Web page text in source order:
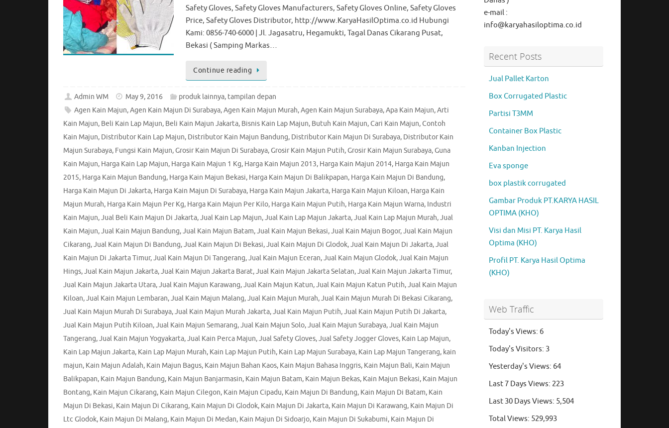
Safety Gloves, Safety Gloves Manufacturers, Safety Gloves Online, Safety Gloves
Price, Safety Gloves Distributor, http://www.KaryaHasilOptima.co.id Hubungi
Kami: 0856-740-6000 | Jl. Jagasatru, Hegamukti, Tagal Danas Cikarang Pusat,
Bekasi ( Samping Markas…
Continue reading
Admin WM May 9, 2016 produk lainnya, tampilan depan
Agen Kain Majun,Agen Kain Majun Di Surabaya,Agen Kain Majun Murah,Agen Kain Majun Surabaya,Apa Kain Majun,Arti
Kain Majun, Beli Kain Lap Majun, Beli Kain Majun Jakarta, Bisnis Kain Lap Majun, Butuh Kain Majun,Cari Kain Majun,Contoh
Kain Majun, Distributor Kain Lap Majun, Distributor Kain Majun Bandung, Distributor Kain Majun Di Surabaya, Distributor Kain
Majun Surabaya, Fungsi Kain Majun,Grosir Kain Majun Di Surabaya,Grosir Kain Majun Putih,Grosir Kain Majun Surabaya,Guna
Kain Majun, Harga Kain Lap Majun, Harga Kain Majun 1 Kg, Harga Kain Majun 2013, Harga Kain Majun 2014, Harga Kain Majun
2015, Harga Kain Majun Bandung, Harga Kain Majun Bekasi, Harga Kain Majun Di Balikpapan, Harga Kain Majun Di Bandung,
Harga Kain Majun Di Jakarta, Harga Kain Majun Di Surabaya, Harga Kain Majun Jakarta, Harga Kain Majun Kiloan, Harga Kain
Majun Murah, Harga Kain Majun Per Kg, Harga Kain Majun Per Kilo, Harga Kain Majun Putih, Harga Kain Majun Warna, Industri
Kain Majun,Jual Beli Kain Majun Di Jakarta,Jual Kain Lap Majun,Jual Kain Lap Majun Jakarta,Jual Kain Lap Majun Murah,Jual
Kain Majun,Jual Kain Majun Bandung,Jual Kain Majun Batam,Jual Kain Majun Bekasi,Jual Kain Majun Bogor,Jual Kain Majun
Cikarang,Jual Kain Majun Di Bandung,Jual Kain Majun Di Bekasi,Jual Kain Majun Di Glodok,Jual Kain Majun Di Jakarta,Jual
Kain Majun Di Jakarta Timur,Jual Kain Majun Di Tangerang,Jual Kain Majun Eceran,Jual Kain Majun Glodok,Jual Kain Majun
Hings,Jual Kain Majun Jakarta,Jual Kain Majun Jakarta Barat,Jual Kain Majun Jakarta Selatan,Jual Kain Majun Jakarta Timur,
Jual Kain Majun Jakarta Utara,Jual Kain Majun Karawang,Jual Kain Majun Katun,Jual Kain Majun Katun Putih,Jual Kain Majun
Kiloan,Jual Kain Majun Lembaran,Jual Kain Majun Malang,Jual Kain Majun Murah,Jual Kain Majun Murah Di Bekasi Cikarang,
Jual Kain Majun Murah Di Surabaya,Jual Kain Majun Murah Jakarta,Jual Kain Majun Putih,Jual Kain Majun Putih Di Jakarta,
Jual Kain Majun Putih Kiloan,Jual Kain Majun Semarang,Jual Kain Majun Solo,Jual Kain Majun Surabaya,Jual Kain Majun
Tangerang,Jual Kain Majun Yogyakarta,Jual Kain Perca Majun,Jual Safety Gloves,Jual Safety Jogger Gloves, Kain Lap Majun,
Kain Lap Majun Jakarta, Kain Lap Majun Murah, Kain Lap Majun Putih, Kain Lap Majun Surabaya, Kain Lap Majun Tangerang, kain
majun, Kain Majun Adalah, Kain Majun Bagus, Kain Majun Bahan Kaos, Kain Majun Bahasa Inggris, Kain Majun Bali, Kain Majun
Balikpapan, Kain Majun Bandung, Kain Majun Banjarmasin, Kain Majun Batam, Kain Majun Bekas, Kain Majun Bekasi, Kain Majun
Bontang, Kain Majun Cikarang, Kain Majun Cilegon, Kain Majun Cipadu, Kain Majun Di Bandung, Kain Majun Di Batam, Kain
Majun Di Bekasi, Kain Majun Di Cikarang, Kain Majun Di Glodok, Kain Majun Di Jakarta, Kain Majun Di Karawang, Kain Majun Di
Ltc Glodok, Kain Majun Di Malang, Kain Majun Di Medan, Kain Majun Di Sidoarjo, Kain Majun Di Sukabumi, Kain Majun Di
e-mail :
info@karyahasiloptima.co.id
Recent Posts
Jual Pallet Karton
Box Corrugated Plastic
Partisi T3MM
Container Box Plastic
Kanban Injection
Eva sponge
box plastik corrugated
Gambar Produk PT.KARYA HASIL
OPTIMA (KHO)
Visi dan Misi PT. Karya Hasil
Optima (KHO)
Profil PT. Karya Hasil Optima
(KHO)
Web Traffic
Today's Views: 6
Today's Visitors: 3
Yesterday's Views: 64
Last 7 Days Views: 223
Last 30 Days Views: 5,504
Total Views: 529,993